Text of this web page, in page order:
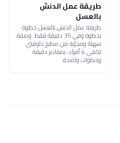
طريقة عمل الدنش
بالعسل
طريقة عمل الدنش بالعسل خطوة
بخطوة وفي 35 دقيقة فقط. وصفة
سهلة ومجرّبة من مطبخ دلوقتي
تكفي 4 أفراد، بمقادير دقيقة
وخطوات واضحة.